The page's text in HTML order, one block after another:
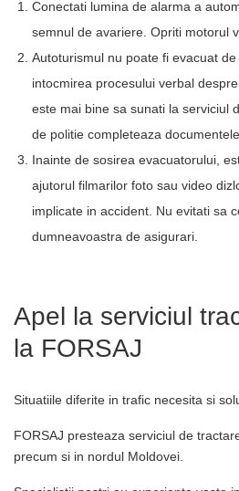
Conectati lumina de alarma a
semnul de avariere. Opriti motorul
Autoturismul nu poate fi evacuat
intocmirea procesului verbal
este mai bine sa sunati la serviciul
de politie completeaza documentele.
Inainte de sosirea evacuatorului,
ajutorul filmarilor foto sau video
implicate in accident. Nu evitati sa
dumneavoastra de asigurari.
Apel la serviciul
la FORSAJ
Situatiile diferite in trafic necesita si
FORSAJ presteaza serviciul de
precum si in nordul Moldovei.